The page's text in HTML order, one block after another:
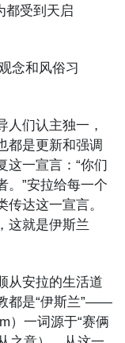
都受到天启
念和风俗习
人们认主独一，
都是更新和强调
这一宣言：“你们
。”安拉给每一个
达这一宣言。
这就是伊斯兰
从安拉的生活道
都是“伊斯兰”——
）一词源于“赛俩